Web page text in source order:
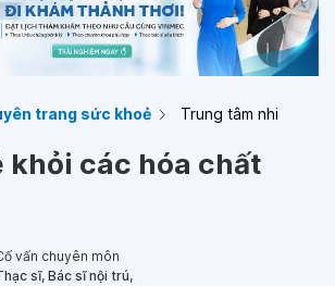
trang sức khoẻ Trung tâm nhi
khỏi các hóa chất
vấn chuyên môn
sĩ, Bác sĩ nội trú,